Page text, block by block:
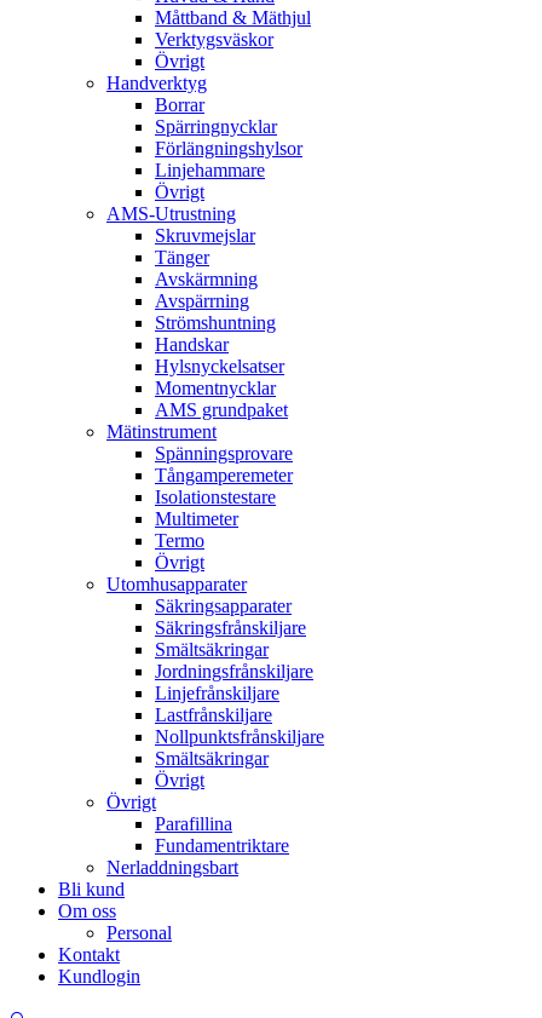
Måttband & Mäthjul
Verktygsväskor
Övrigt
Handverktyg
Borrar
Spärringnycklar
Förlängningshylsor
Linjehammare
Övrigt
AMS-Utrustning
Skruvmejslar
Tänger
Avskärmning
Avspärrning
Strömshuntning
Handskar
Hylsnyckelsatser
Momentnycklar
AMS grundpaket
Mätinstrument
Spänningsprovare
Tångamperemeter
Isolationstestare
Multimeter
Termo
Övrigt
Utomhusapparater
Säkringsapparater
Säkringsfrånskiljare
Smältsäkringar
Jordningsfrånskiljare
Linjefrånskiljare
Lastfrånskiljare
Nollpunktsfrånskiljare
Smältsäkringar
Övrigt
Övrigt
Parafillina
Fundamentriktare
Nerladdningsbart
Bli kund
Om oss
Personal
Kontakt
Kundlogin